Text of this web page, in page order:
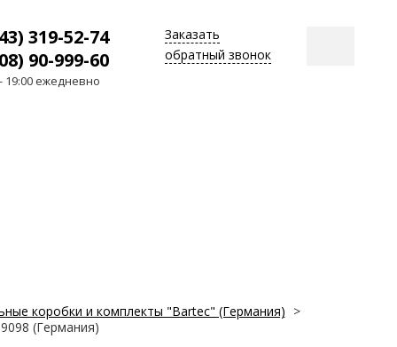
Заказать
обратный звонок
319-52-74
90-999-60
19:00 ежедневно
коробки и комплекты "Bartec" (Германия) >
(Германия)